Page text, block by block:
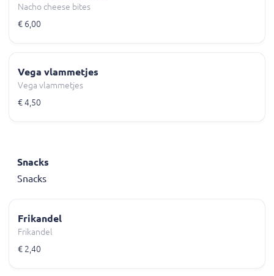
Nacho cheese bites
€ 6,00
Vega vlammetjes
Vega vlammetjes
€ 4,50
Snacks
Snacks
Frikandel
Frikandel
€ 2,40